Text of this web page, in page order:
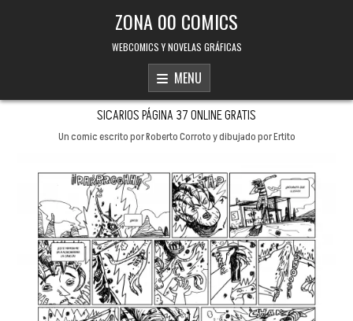
ZONA 00 COMICS
WEBCOMICS Y NOVELAS GRÁFICAS
MENU
SICARIOS PÁGINA 37 ONLINE GRATIS
Un comic escrito por Roberto Corroto y dibujado por Ertito